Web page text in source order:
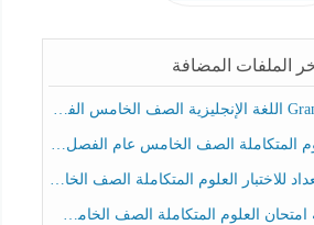
الملفات المضافة
الصف الخامس عام الفصل الدراسي الثالث 2025-2026
العلوم المتكاملة الصف الخامس عام الفصل الثالث
المتكاملة الصف الخامس انسبير الفصل الثالث